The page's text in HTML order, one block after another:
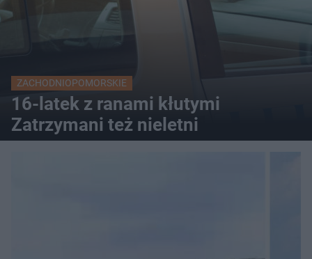
ZACHODNIOPOMORSKIE
16-latek z ranami kłutymi
Zatrzymani też nieletni